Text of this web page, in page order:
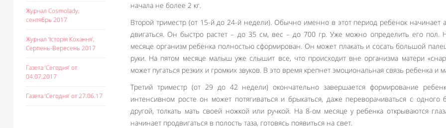
Журнал Cosmolady,
сентябрь 2017
Журнал ‘Історія Кохання’,
Серпень-Вересень 2017
Газета ‘Сегодня’ от
04.07.2017
Газета ‘Сегодня’ от 27.06.17
начала не более 2 кг.
Второй триместр (от 15-й до 24-й недели). Обычно именно в этот период ребенок начинает
двигаться. Он быстро растет – до 35 см, вес – до 700 гр. Уже можно определить его пол.
месяце организм ребенка полностью сформирован. Он может плакать и сосать большой
руки. На пятом месяце малыш уже слышит все, что происходит вне организма матери
может пугаться резких и громких звуков. В это время крепнет эмоциональная связь ребенка и
Третий триместр (от 29 до 42 недели) окончательно завершается формирование
интенсивном росте он может потягиваться и брыкаться, даже переворачиваться с одного
другой, толкать мать своей ножкой или ручкой. На 8-ом месяце у ребенка открываются
начинает продвигаться в полость таза, готовясь появиться на свет.
Like It